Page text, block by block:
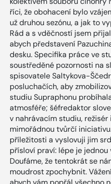
říci, že obohacení bylo
už druhou sezónu, a jak to
Rád a s vděčností jsem
abych představení
desku. Specifika práce ve
soustředěné pozornosti na
spisovatele Saltykova-
posluchačích, aby
studiu Supraphonu
atmosféře; šéfredaktor
v nahrávacím studiu,
mimořádnou tvůrčí
příležitosti a vyslovuji jim
přísloví praví: lépe je
Doufáme, že tentokrát se
moudrost zpochybnit.